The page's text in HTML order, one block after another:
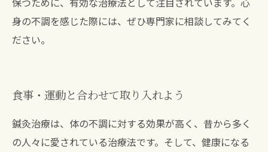
身の不調を感じた際には、ぜひ専門家に相談してみてく
ださい。
食事・運動と合わせて取り入れよう
鍼灸治療は、体の不調に対する効果が高く、昔から多く
の人々に愛されている治療法です。そして、健康になる